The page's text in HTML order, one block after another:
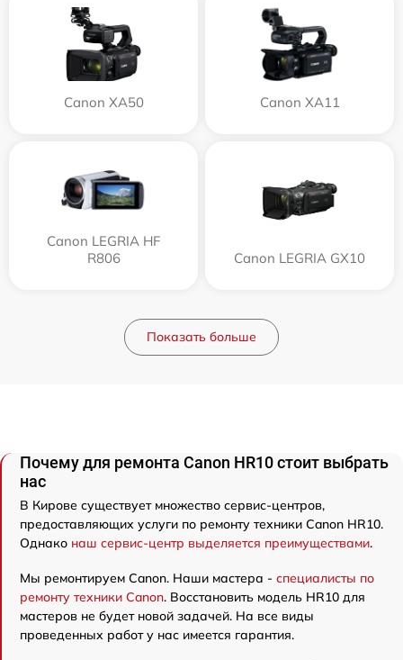
Canon XA50 Canon XA11
Canon LEGRIA HF
R806
Canon LEGRIA GX10
Показать больше
Почему для ремонта Canon HR10 стоит выбрать
нас
В Кирове существует множество сервис-центров,
предоставляющих услуги по ремонту техники Canon HR10.
Однако наш сервис-центр выделяется преимуществами.
Мы ремонтируем Canon. Наши мастера - специалисты по
ремонту техники Canon. Восстановить модель HR10 для
мастеров не будет новой задачей. На все виды
проведенных работ у нас имеется гарантия.